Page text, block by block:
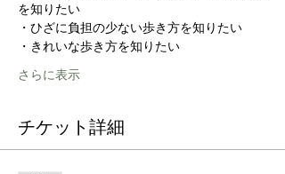
を知りたい
・ひざに負担の少ない歩き方を知りたい
・きれいな歩き方を知りたい
さらに表示
チケット詳細